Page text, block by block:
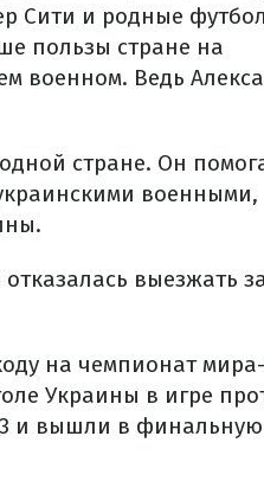
Сити и родные
пользы стране на
военном. Ведь
стране. Он
военными,
выезжать
на чемпионат мира-
Украины в игре
и вышли в финальную